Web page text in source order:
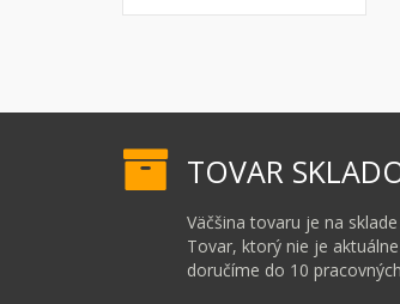
TOVAR
Väčšina tovaru je na
Tovar, ktorý nie je
doručíme do 10